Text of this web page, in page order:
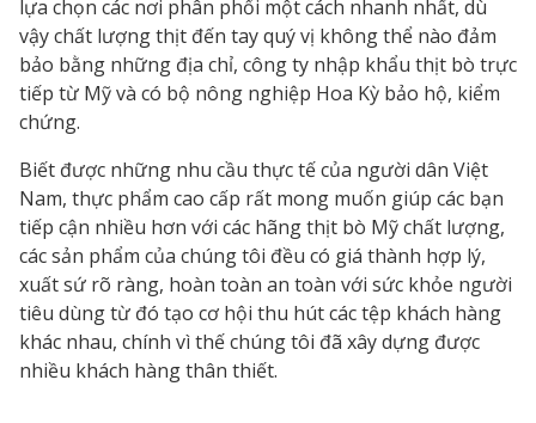
lựa chọn các nơi phân phối một cách nhanh nhất, dù
vậy chất lượng thịt đến tay quý vị không thể nào đảm
bảo bằng những địa chỉ, công ty nhập khẩu thịt bò trực
tiếp từ Mỹ và có bộ nông nghiệp Hoa Kỳ bảo hộ, kiểm
chứng.
Biết được những nhu cầu thực tế của người dân Việt
Nam, thực phẩm cao cấp rất mong muốn giúp các bạn
tiếp cận nhiều hơn với các hãng thịt bò Mỹ chất lượng,
các sản phẩm của chúng tôi đều có giá thành hợp lý,
xuất sứ rõ ràng, hoàn toàn an toàn với sức khỏe người
tiêu dùng từ đó tạo cơ hội thu hút các tệp khách hàng
khác nhau, chính vì thế chúng tôi đã xây dựng được
nhiều khách hàng thân thiết.